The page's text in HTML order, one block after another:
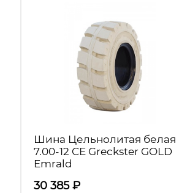
Шина Цельнолитая белая
7.00-12 CE Greckster GOLD
Emrald
30 385₽